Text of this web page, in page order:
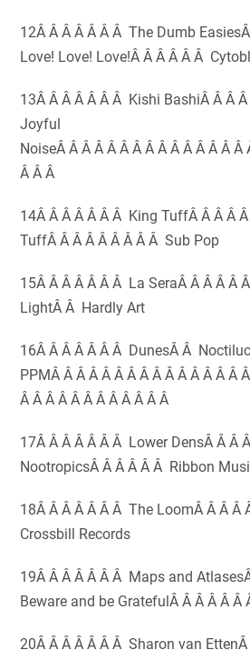
12Â Â Â Â Â Â Â The Dumb
Love! Love! Love!Â Â Â Â Â Â
13Â Â Â Â Â Â Â Kishi BashiÂ Â Â
Joyful
NoiseÂ Â Â Â Â Â Â Â Â Â Â Â Â Â Â
Â Â Â
14Â Â Â Â Â Â Â King TuffÂ Â Â Â
TuffÂ Â Â Â Â Â Â Â Â Sub Pop
15Â Â Â Â Â Â Â La SeraÂ Â Â Â Â
LightÂ Â Hardly Art
16Â Â Â Â Â Â Â DunesÂ Â
PPMÂ Â Â Â Â Â Â Â Â Â Â Â Â Â Â
Â Â Â Â Â Â Â Â Â Â Â Â
17Â Â Â Â Â Â Â Lower DensÂ Â Â Â
NootropicsÂ Â Â Â Â Â Ribbon
18Â Â Â Â Â Â Â The LoomÂ Â Â Â
Crossbill Records
19Â Â Â Â Â Â Â Maps and
Beware and be GratefulÂ Â Â Â Â Â
20Â Â Â Â Â Â Â Sharon van EttenÂ